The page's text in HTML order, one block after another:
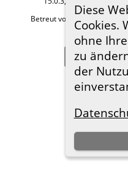
Diese
Cookies.
ohne
zu
der
Betreut von
Roland zu
Hier geht
Zur